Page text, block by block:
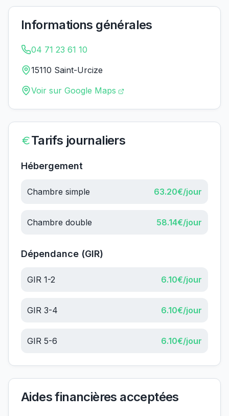
Informations générales
04 71 23 61 10
15110 Saint-Urcize
Voir sur Google Maps
Tarifs journaliers
Hébergement
Chambre simple 63.20€/jour
Chambre double 58.14€/jour
Dépendance (GIR)
GIR 1-2 6.10€/jour
GIR 3-4 6.10€/jour
GIR 5-6 6.10€/jour
Aides financières acceptées